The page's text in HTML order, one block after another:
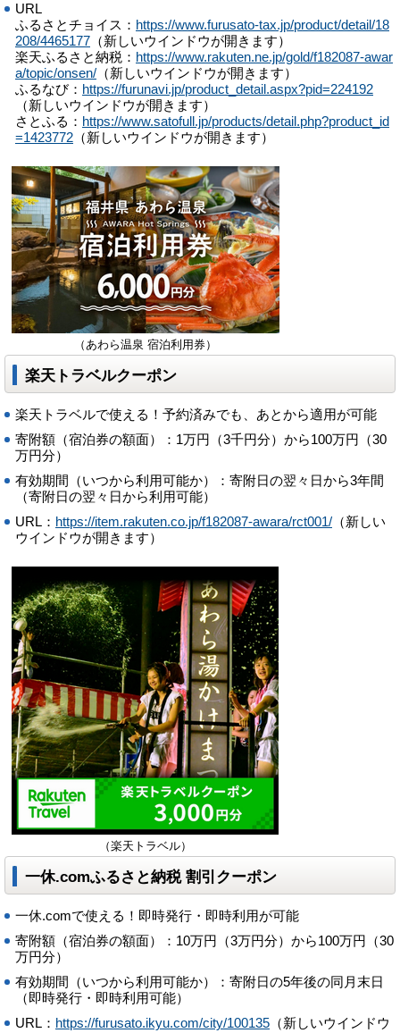
URL
ふるさとチョイス： https://www.furusato-tax.jp/product/detail/18
208/4465177 （新しいウインドウが開きます）
楽天ふるさと納税： https://www.rakuten.ne.jp/gold/f182087-awar
a/topic/onsen/ （新しいウインドウが開きます）
ふるなび： https://furunavi.jp/product_detail.aspx?pid=224192
（新しいウインドウが開きます）
さとふる： https://www.satofull.jp/products/detail.php?product_id
=1423772 （新しいウインドウが開きます）
（あわら温泉 宿泊利用券）
楽天トラベルクーポン
楽天トラベルで使える！予約済みでも、あとから適用が可能
寄附額（宿泊券の額面）：1万円（3千円分）から100万円（30
万円分）
有効期間（いつから利用可能か）：寄附日の翌々日から3年間
（寄附日の翌々日から利用可能）
URL： https://item.rakuten.co.jp/f182087-awara/rct001/ （新しい
ウインドウが開きます）
（楽天トラベル）
一休.comふるさと納税 割引クーポン
一休.comで使える！即時発行・即時利用が可能
寄附額（宿泊券の額面）：10万円（3万円分）から100万円（30
万円分）
有効期間（いつから利用可能か）：寄附日の5年後の同月末日
（即時発行・即時利用可能）
URL： https://furusato.ikyu.com/city/100135 （新しいウインドウ